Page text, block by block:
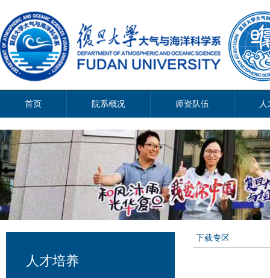
首页 院系概况 师资队伍 人
人才培养
下载专区